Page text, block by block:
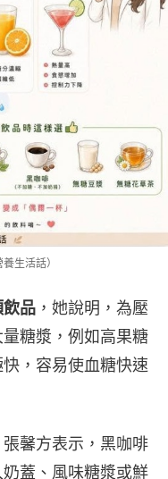
生活話）
品 ，她說明，為壓
糖漿，例如高果糖
，容易使血糖快速
張馨方表示，黑咖啡
蓋、風味糖漿或鮮